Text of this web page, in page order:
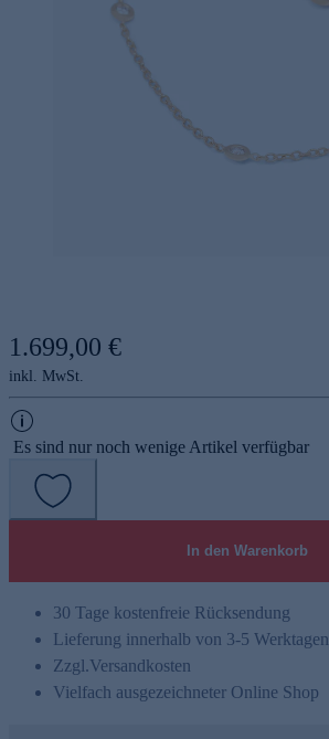
1.699,00 €
inkl. MwSt.
Es sind nur noch wenige Artikel verfügbar
In den Warenkorb
30 Tage kostenfreie Rücksendung
Lieferung innerhalb von 3-5 Werktagen
Zzgl.Versandkosten
Vielfach ausgezeichneter Online Shop